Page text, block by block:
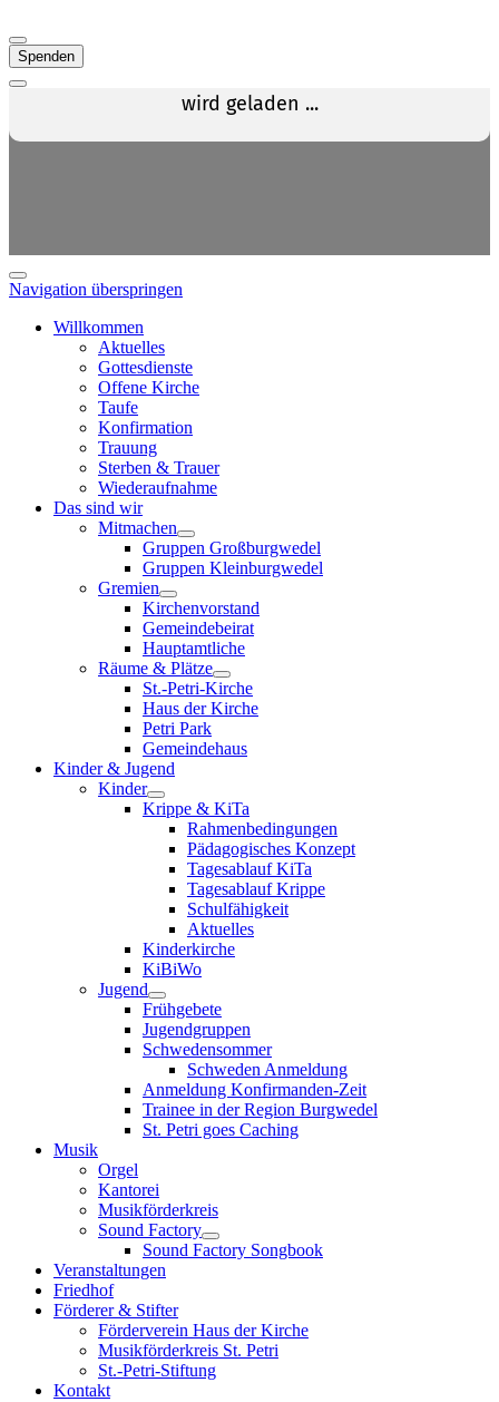
Spenden
Navigation überspringen
Willkommen
Aktuelles
Gottesdienste
Offene Kirche
Taufe
Konfirmation
Trauung
Sterben & Trauer
Wiederaufnahme
Das sind wir
Mitmachen
Gruppen Großburgwedel
Gruppen Kleinburgwedel
Gremien
Kirchenvorstand
Gemeindebeirat
Hauptamtliche
Räume & Plätze
St.-Petri-Kirche
Haus der Kirche
Petri Park
Gemeindehaus
Kinder & Jugend
Kinder
Krippe & KiTa
Rahmenbedingungen
Pädagogisches Konzept
Tagesablauf KiTa
Tagesablauf Krippe
Schulfähigkeit
Aktuelles
Kinderkirche
KiBiWo
Jugend
Frühgebete
Jugendgruppen
Schwedensommer
Schweden Anmeldung
Anmeldung Konfirmanden-Zeit
Trainee in der Region Burgwedel
St. Petri goes Caching
Musik
Orgel
Kantorei
Musikförderkreis
Sound Factory
Sound Factory Songbook
Veranstaltungen
Friedhof
Förderer & Stifter
Förderverein Haus der Kirche
Musikförderkreis St. Petri
St.-Petri-Stiftung
Kontakt